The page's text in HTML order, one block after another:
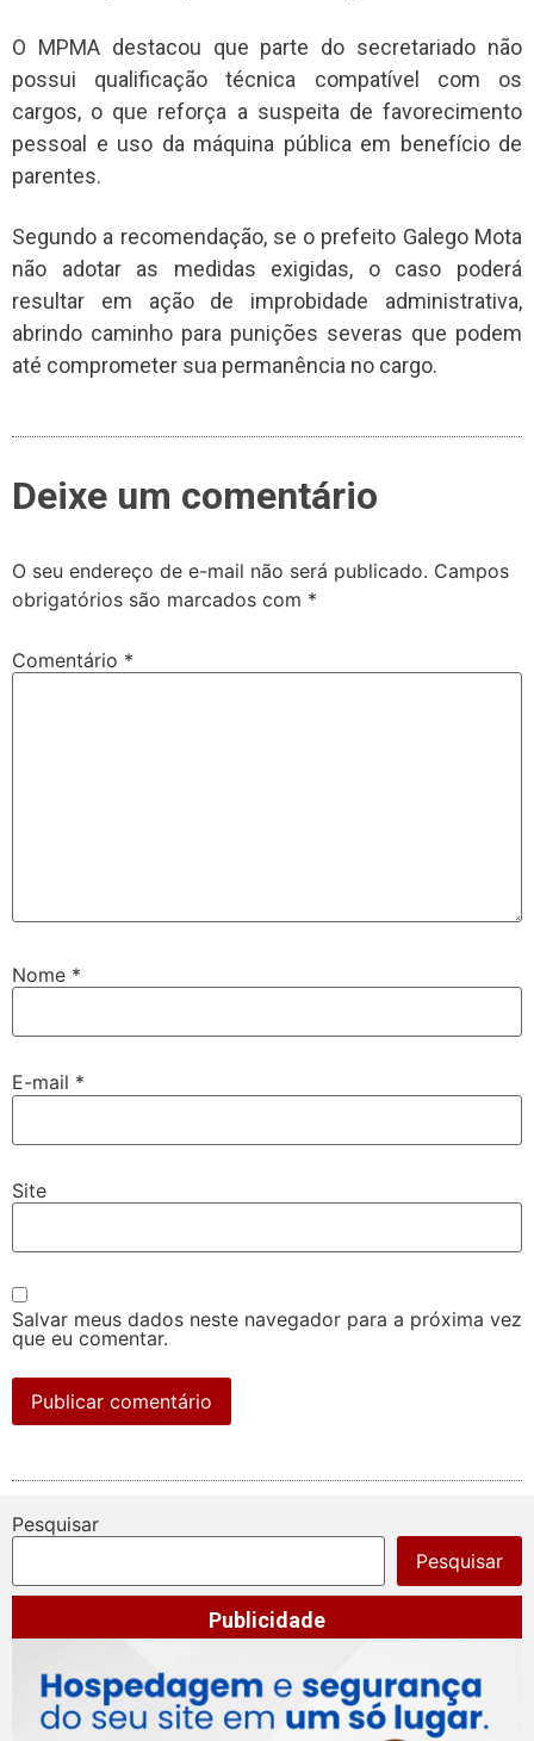
O MPMA destacou que parte do secretariado não
possui qualificação técnica compatível com os
cargos, o que reforça a suspeita de favorecimento
pessoal e uso da máquina pública em benefício de
parentes.
Segundo a recomendação, se o prefeito Galego Mota
não adotar as medidas exigidas, o caso poderá
resultar em ação de improbidade administrativa,
abrindo caminho para punições severas que podem
até comprometer sua permanência no cargo.
Deixe um comentário
O seu endereço de e-mail não será publicado. Campos
obrigatórios são marcados com *
Comentário *
Nome *
E-mail *
Site
Salvar meus dados neste navegador para a próxima vez
que eu comentar.
Pesquisar
Pesquisar
Publicidade